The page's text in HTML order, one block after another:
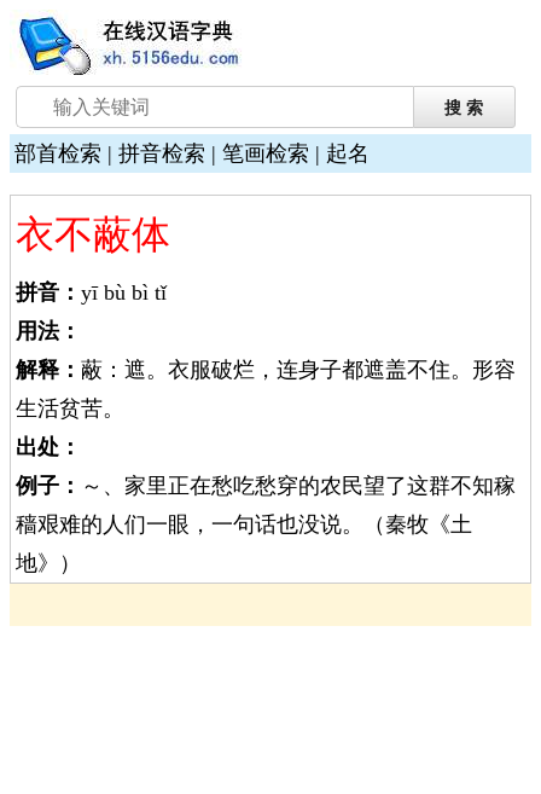
部首检索 | 拼音检索 | 笔画检索 | 起名
衣不蔽体
拼音： yī bù bì tǐ
用法：
解释： 蔽：遮。衣服破烂，连身子都遮盖不住。形容
生活贫苦。
出处：
例子： ～、家里正在愁吃愁穿的农民望了这群不知稼
穑艰难的人们一眼，一句话也没说。（秦牧《土
地》）